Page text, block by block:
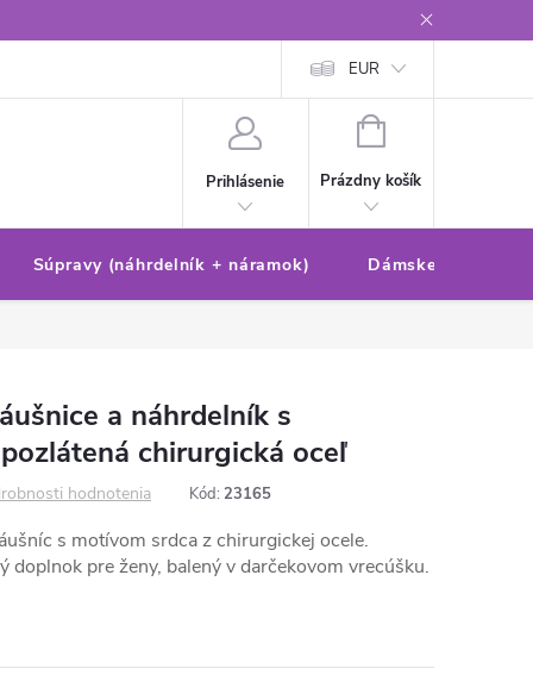
Ochrana osobných údajov
EUR
Prihlásenie
NÁKUPNÝ
Prázdny košík
Súpravy (náhrdelník + náramok) Dámske sety
a náhrdelník s
chirurgická oceľ
hodnotenia Kód: 23165
s motívom srdca z chirurgickej ocele.
doplnok pre ženy, balený v darčekovom vrecúšku.